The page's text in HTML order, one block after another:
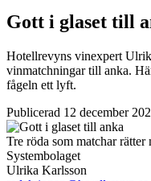
Gott i glaset till
Hotellrevyns vinexpert
vinmatchningar till anka.
fågeln ett lyft.
Publicerad 12 december
Tre röda som matchar rätter
Systembolaget
Ulrika Karlsson